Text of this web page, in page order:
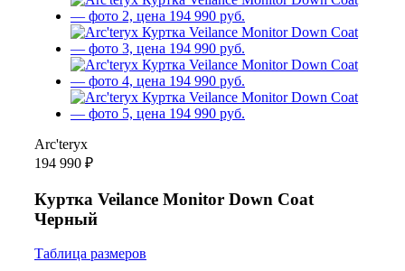
Arc'teryx
194 990 ₽
Куртка Veilance Monitor Down Coat
Черный
Таблица размеров